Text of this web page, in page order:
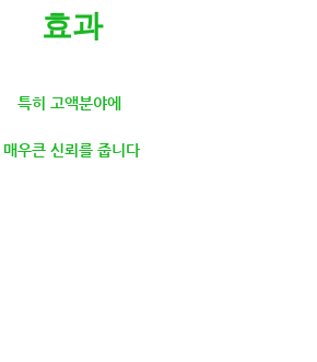
효과
특히 고액분야에
매우큰 신뢰를 줍니다